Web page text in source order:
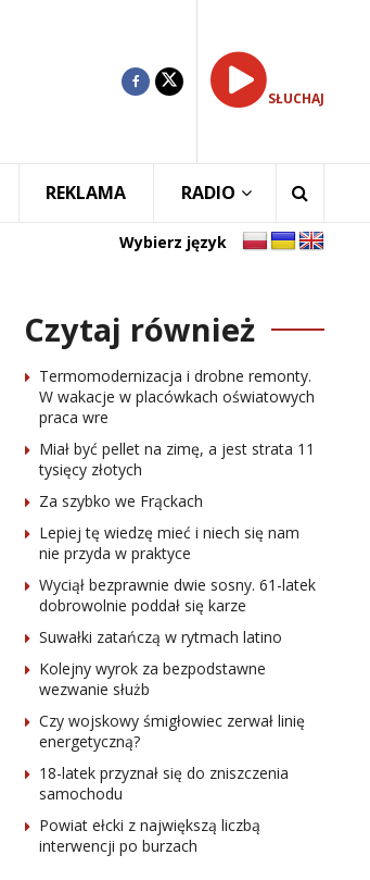
SŁUCHAJ
REKLAMA RADIO
Wybierz język
Czytaj również
Termomodernizacja i drobne remonty.
W wakacje w placówkach oświatowych
praca wre
Miał być pellet na zimę, a jest strata 11
tysięcy złotych
Za szybko we Frąckach
Lepiej tę wiedzę mieć i niech się nam
nie przyda w praktyce
Wyciął bezprawnie dwie sosny. 61-latek
dobrowolnie poddał się karze
Suwałki zatańczą w rytmach latino
Kolejny wyrok za bezpodstawne
wezwanie służb
Czy wojskowy śmigłowiec zerwał linię
energetyczną?
18-latek przyznał się do zniszczenia
samochodu
Powiat ełcki z największą liczbą
interwencji po burzach